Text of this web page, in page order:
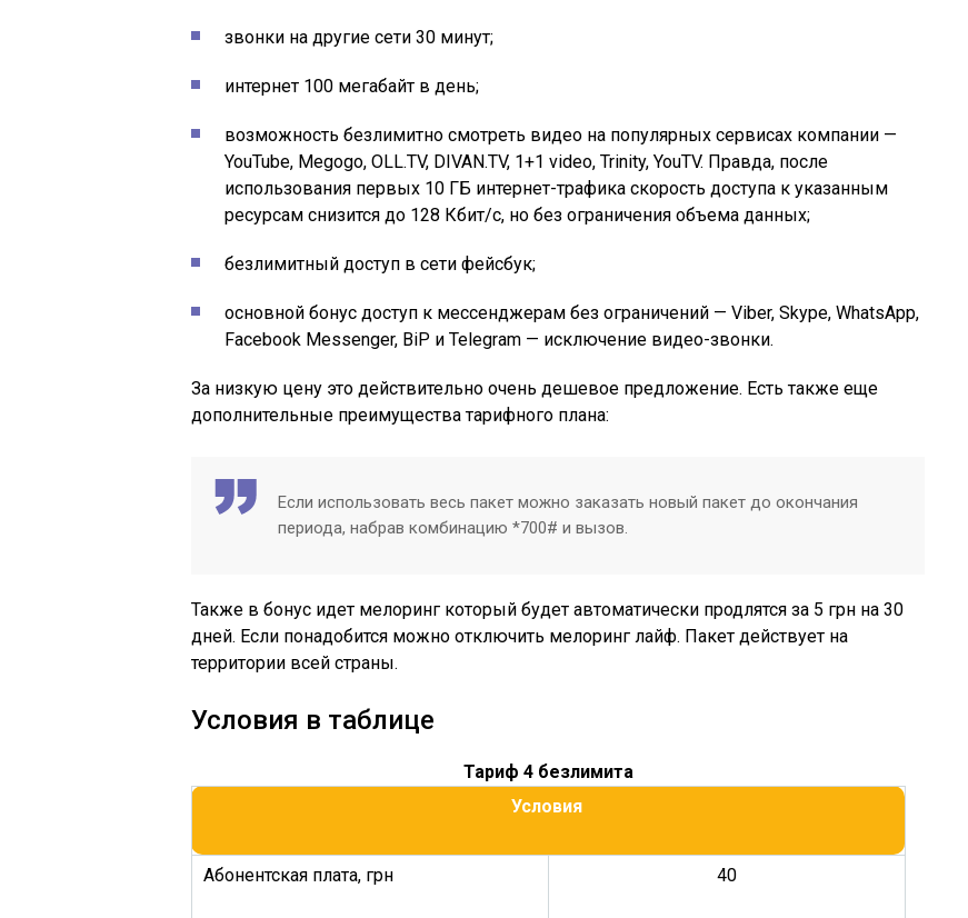
звонки на другие сети 30 минут;
интернет 100 мегабайт в день;
возможность безлимитно смотреть видео на популярных сервисах компании —
YouTube, Megogo, OLL.TV, DIVAN.TV, 1+1 video, Trinity, YouTV. Правда, после
использования первых 10 ГБ интернет-трафика скорость доступа к указанным
ресурсам снизится до 128 Кбит/с, но без ограничения объема данных;
безлимитный доступ в сети фейсбук;
основной бонус доступ к мессенджерам без ограничений — Viber, Skype, WhatsApp,
Facebook Messenger, BiP и Telegram — исключение видео-звонки.
За низкую цену это действительно очень дешевое предложение. Есть также еще
дополнительные преимущества тарифного плана:
Если использовать весь пакет можно заказать новый пакет до окончания
периода, набрав комбинацию *700# и вызов.
Также в бонус идет мелоринг который будет автоматически продлятся за 5 грн на 30
дней. Если понадобится можно отключить мелоринг лайф. Пакет действует на
территории всей страны.
Условия в таблице
Тариф 4 безлимита
Условия
Абонентская плата, грн 40